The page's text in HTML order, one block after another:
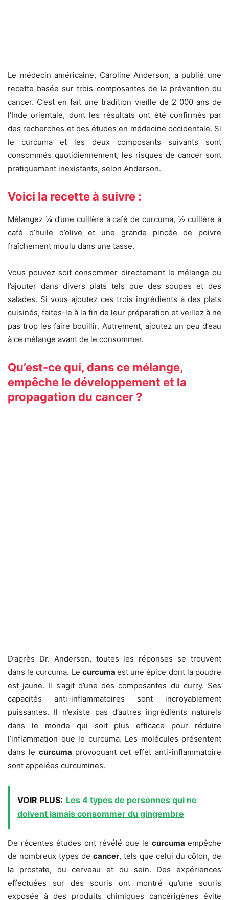
Le médecin américaine, Caroline Anderson, a publié une
recette basée sur trois composantes de la prévention du
cancer. C’est en fait une tradition vieille de 2 000 ans de
l’Inde orientale, dont les résultats ont été confirmés par
des recherches et des études en médecine occidentale. Si
le curcuma et les deux composants suivants sont
consommés quotidiennement, les risques de cancer sont
pratiquement inexistants, selon Anderson.
Voici la recette à suivre :
Mélangez ¼ d’une cuillère à café de curcuma, ½ cuillère à
café d’huile d’olive et une grande pincée de poivre
fraîchement moulu dans une tasse.
Vous pouvez soit consommer directement le mélange ou
l’ajouter dans divers plats tels que des soupes et des
salades. Si vous ajoutez ces trois ingrédients à des plats
cuisinés, faites-le à la fin de leur préparation et veillez à ne
pas trop les faire bouillir. Autrement, ajoutez un peu d’eau
à ce mélange avant de le consommer.
Qu’est-ce qui, dans ce mélange,
empêche le développement et la
propagation du cancer ?
D’après Dr. Anderson, toutes les réponses se trouvent
dans le curcuma. Le curcumaest une épice dont la poudre
est jaune. Il s’agit d’une des composantes du curry. Ses
capacités anti-inflammatoires sont incroyablement
puissantes. Il n’existe pas d’autres ingrédients naturels
dans le monde qui soit plus efficace pour réduire
l’inflammation que le curcuma. Les molécules présentent
dans le curcuma provoquant cet effet anti-inflammatoire
sont appelées curcumines.
VOIR PLUS: Les 4 types de personnes qui ne
doivent jamais consommer du gingembre
De récentes études ont révélé que le curcuma empêche
de nombreux types de cancer, tels que celui du côlon, de
la prostate, du cerveau et du sein. Des expériences
effectuées sur des souris ont montré qu’une souris
exposée à des produits chimiques cancérigènes évite